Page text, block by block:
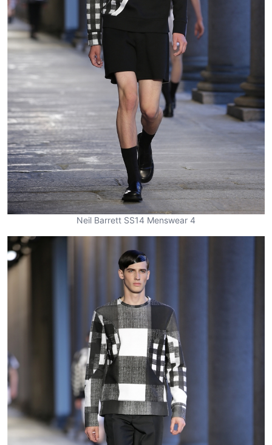
Neil Barrett SS14 Menswear 4